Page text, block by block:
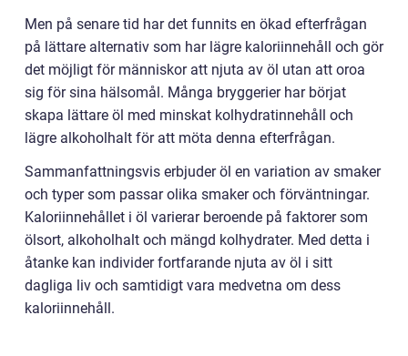
Men på senare tid har det funnits en ökad efterfrågan
på lättare alternativ som har lägre kaloriinnehåll och gör
det möjligt för människor att njuta av öl utan att oroa
sig för sina hälsomål. Många bryggerier har börjat
skapa lättare öl med minskat kolhydratinnehåll och
lägre alkoholhalt för att möta denna efterfrågan.
Sammanfattningsvis erbjuder öl en variation av smaker
och typer som passar olika smaker och förväntningar.
Kaloriinnehållet i öl varierar beroende på faktorer som
ölsort, alkoholhalt och mängd kolhydrater. Med detta i
åtanke kan individer fortfarande njuta av öl i sitt
dagliga liv och samtidigt vara medvetna om dess
kaloriinnehåll.